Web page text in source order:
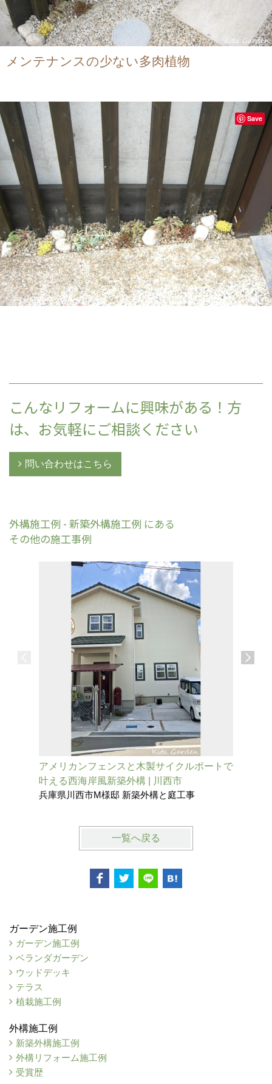
メンテナンスの少ない多肉植物
Save
こんなリフォームに興味がある！方
は、お気軽にご相談ください
問い合わせはこちら
外構施工例 - 新築外構施工例 にある
その他の施工事例
アメリカンフェンスと木製サイクルポートで
叶える西海岸風新築外構 | 川西市
兵庫県川西市M様邸 新築外構と庭工事
一覧へ戻る
ガーデン施工例
ガーデン施工例
ベランダガーデン
ウッドデッキ
テラス
植栽施工例
外構施工例
新築外構施工例
外構リフォーム施工例
受賞歴